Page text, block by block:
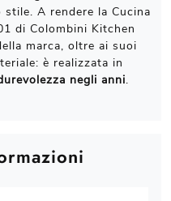
A rendere la Cucina
di Colombini Kitchen
marca, oltre ai suoi
è realizzata in
negli anni.